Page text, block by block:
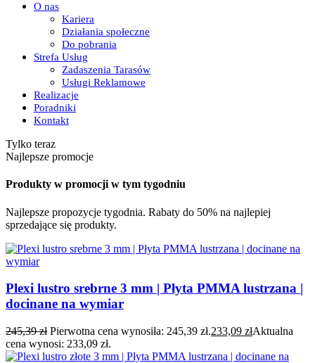
O nas
Kariera
Działania społeczne
Do pobrania
Strefa Usług
Zadaszenia Tarasów
Usługi Reklamowe
Realizacje
Poradniki
Kontakt
Tylko teraz
Najlepsze promocje
Produkty w promocji w tym tygodniu
Najlepsze propozycje tygodnia. Rabaty do 50% na najlepiej
sprzedające się produkty.
Plexi lustro srebrne 3 mm | Płyta PMMA lustrzana |
docinane na wymiar
245,39zł Pierwotna cena wynosiła: 245,39 zł.233,09 złAktualna
cena wynosi: 233,09 zł.